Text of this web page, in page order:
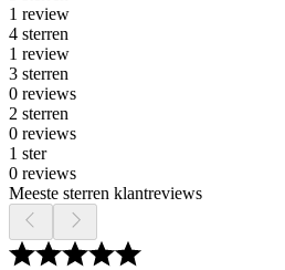
1 review
4 sterren
1 review
3 sterren
0 reviews
2 sterren
0 reviews
1 ster
0 reviews
Meeste sterren klantreviews